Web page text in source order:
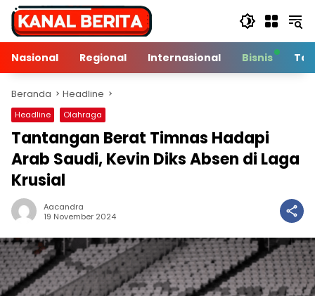
Langsung
konten
Nasional
Regional Internasional Bisnis
Beranda Headline
Headline Olahraga
Tantangan Berat Timnas Hadapi
Arab Saudi, Kevin Diks Absen di Laga
Krusial
Aacandra
19 November 2024